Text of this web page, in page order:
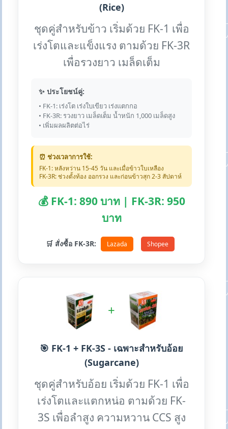
(Rice)
ชุดคู่สำหรับข้าว เริ่มด้วย FK-1 เพื่อ
เร่งโตและแข็งแรง ตามด้วย FK-3R
เพื่อรวงยาว เมล็ดเต็ม
✨ ประโยชน์คู่:
• FK-1: เร่งโต เร่งใบเขียว เร่งแตกกอ
• FK-3R: รวงยาว เมล็ดเต็ม น้ำหนัก 1,000 เมล็ดสูง
• เพิ่มผลผลิตต่อไร่
⏰ ช่วงเวลาการใช้:
FK-1: หลังหว่าน 15-45 วัน และเมื่อข้าวใบเหลือง
FK-3R: ช่วงตั้งท้อง ออกรวง และก่อนข้าวสุก 2-3 สัปดาห์
💰 FK-1: 890 บาท | FK-3R: 950
บาท
🛒 สั่งซื้อ FK-3R: Lazada Shopee
+
🎯 FK-1 + FK-3S - เฉพาะสำหรับอ้อย
(Sugarcane)
ชุดคู่สำหรับอ้อย เริ่มด้วย FK-1 เพื่อ
เร่งโตและแตกหน่อ ตามด้วย FK-
3S เพื่อลำสูง ความหวาน CCS สูง